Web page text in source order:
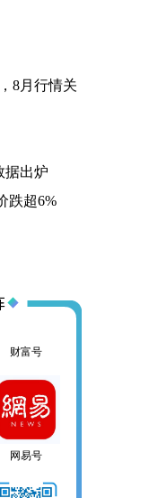
8月行情关
据出炉
跌超6%
网易号
官方微信
一点号